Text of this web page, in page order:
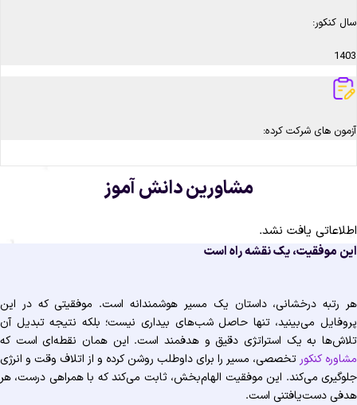
سال کنکور:
1403
آزمون های شرکت کرده:
مشاورین دانش آموز
اطلاعاتی یافت نشد.
این موفقیت، یک نقشه راه است
هر رتبه درخشانی، داستان یک مسیر هوشمندانه است. موفقیتی که در این
پروفایل می‌بینید، تنها حاصل شب‌های بیداری نیست؛ بلکه نتیجه تبدیل آن
تلاش‌ها به یک استراتژی دقیق و هدفمند است. این همان نقطه‌ای است که
مشاوره کنکور تخصصی، مسیر را برای داوطلب روشن کرده و از اتلاف وقت و انرژی
جلوگیری می‌کند. این موفقیت الهام‌بخش، ثابت می‌کند که با همراهی درست، هر
هدفی دست‌یافتنی است.